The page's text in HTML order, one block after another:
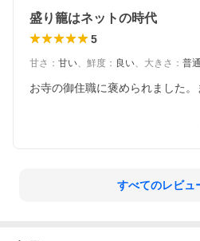
盛り籠はネットの時代
5
甘さ ： 甘い、 鮮度 ： 良い、 大きさ ： 普通
お寺の御住職に褒められました。
すべてのレビュ